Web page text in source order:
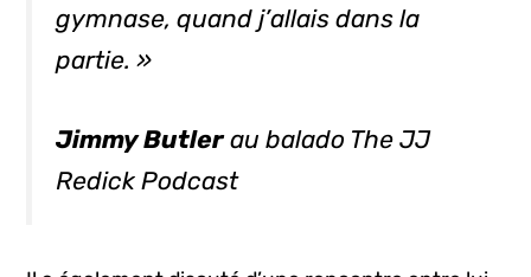
gymnase, quand j’allais dans la
partie. »
Jimmy Butlerau balado The JJ
Redick Podcast